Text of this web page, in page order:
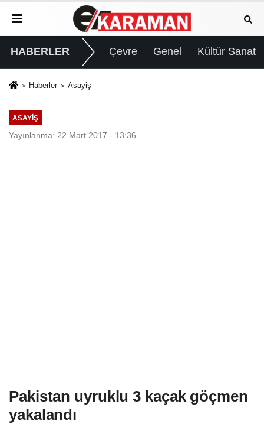
HABERLER Çevre Genel Kültür Sanat
Haberler Asayiş
ASAYIŞ
Yayınlanma: 22 Mart 2017 - 13:36
Pakistan uyruklu 3 kaçak göçmen
yakalandı